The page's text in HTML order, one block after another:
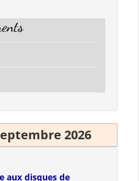
2026
aux disques de